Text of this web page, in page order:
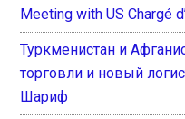
Meeting with US Chargé
Туркменистан и
торговли и новый
Шариф